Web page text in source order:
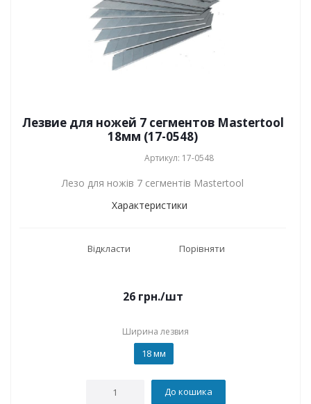
Лезвие для ножей 7 сегментов Mastertool
18мм (17-0548)
Артикул: 17-0548
Лезо для ножів 7 сегментів Mastertool
Характеристики
Відкласти Порівняти
26 грн./шт
Ширина лезвия
18 мм
До кошика